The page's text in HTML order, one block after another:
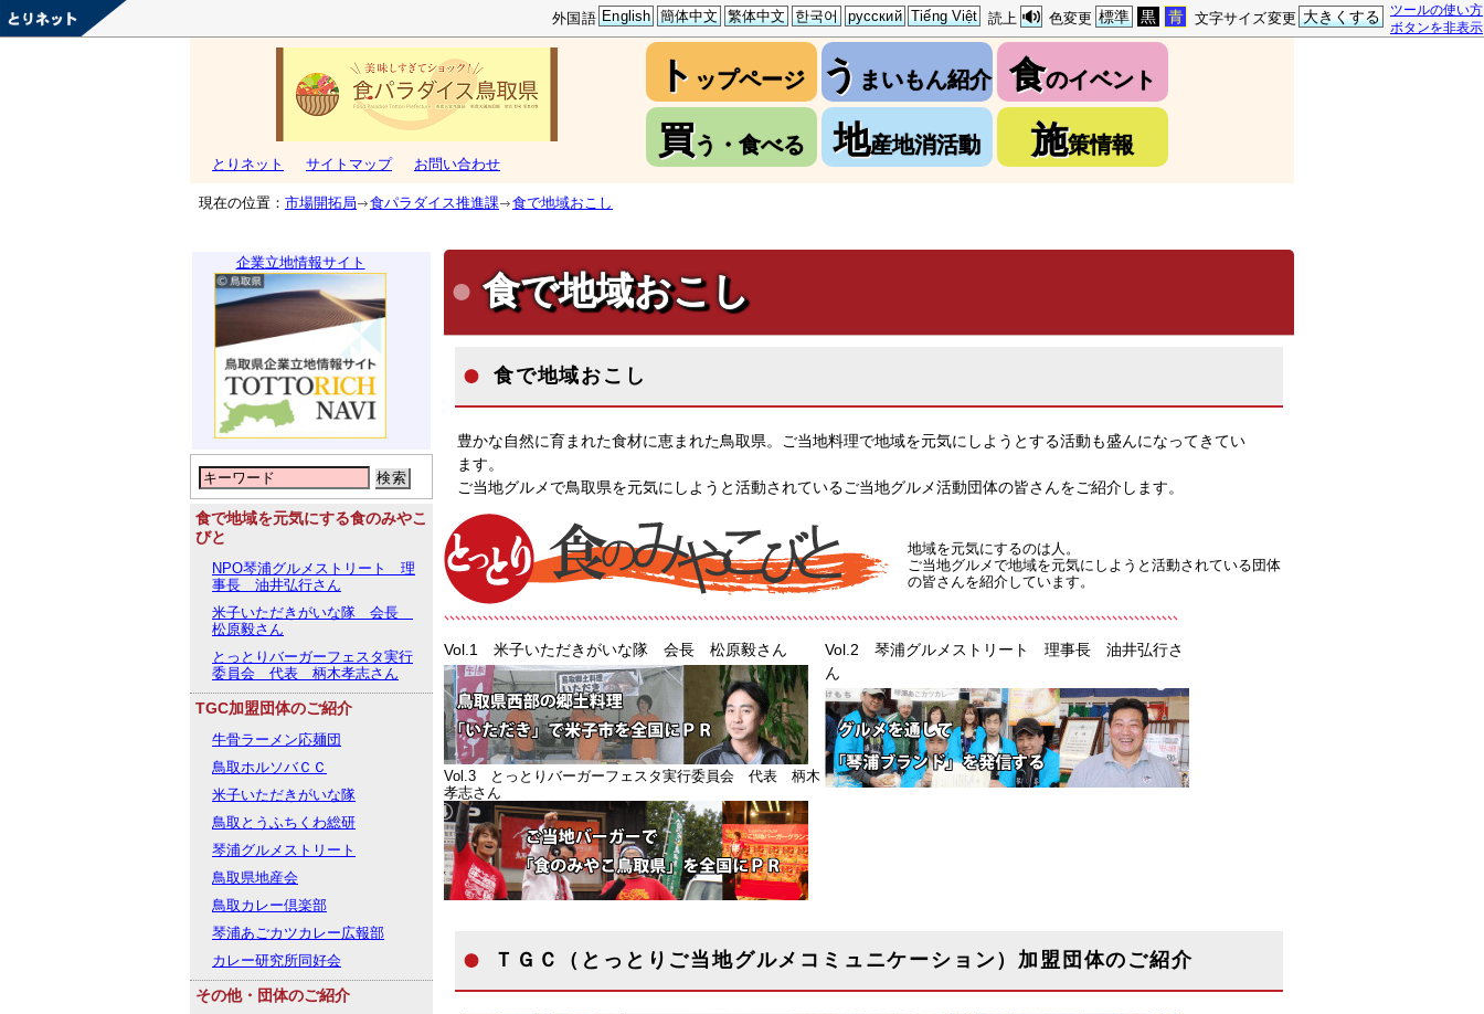
ツールの使い方
ボタンを非表示
文字サイズ変更 大きくする
色変更 標準 黒 青
読上
外国語 English 簡体中文 繁体中文 한국어 русский Tiếng Việt
とりネット サイトマップ お問い合わせ
ト ップページ う まいもん紹介 食のイベント
買う・食べる 地産地消活動 施策情報
現在の位置： 市場開拓局 食パラダイス推進課 食で地域おこし
企業立地情報サイト
検索
食で地域を元気にする食のみやこ
びと
NPO琴浦グルメストリート 理
事長 油井弘行さん
米子いただきがいな隊 会長
松原毅さん
とっとりバーガーフェスタ実行
委員会 代表 柄木孝志さん
TGC加盟団体のご紹介
牛骨ラーメン応麺団
鳥取ホルソバＣＣ
米子いただきがいな隊
鳥取とうふちくわ総研
琴浦グルメストリート
鳥取県地産会
鳥取カレー倶楽部
琴浦あごカツカレー広報部
カレー研究所同好会
その他・団体のご紹介
食で地域おこし
食で地域おこし
豊かな自然に育まれた食材に恵まれた鳥取県。ご当地料理で地域を元気にしようとする活動も盛んになってきてい
ます。
ご当地グルメで鳥取県を元気にしようと活動されているご当地グルメ活動団体の皆さんをご紹介します。
地域を元気にするのは人。
ご当地グルメで地域を元気にしようと活動されている団体
の皆さんを紹介しています。
Vol.1 米子いただきがいな隊 会長 松原毅さん
Vol.2 琴浦グルメストリート 理事長 油井弘行さ
ん
Vol.3 とっとりバーガーフェスタ実行委員会 代表 柄木
孝志さん
ＴＧＣ（とっとりご当地グルメコミュニケーション）加盟団体のご紹介